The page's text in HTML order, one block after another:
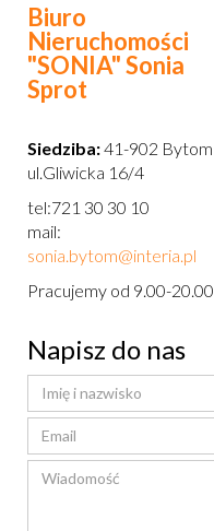
Biuro
Nieruchomości
"SONIA" Sonia
Sprot
Siedziba:41-902 Bytom
ul.Gliwicka 16/4
tel:721 30 30 10
mail:
sonia.bytom@interia.pl
Pracujemy od 9.00-20.00
Napisz do nas